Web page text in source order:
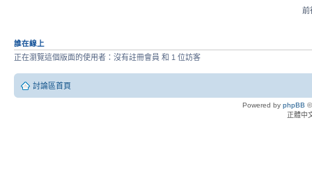
前
誰在線上
正在瀏覽這個版面的使用者：沒有註冊會員 和 1 位訪客
討論區首頁
Powered by phpBB
正體中